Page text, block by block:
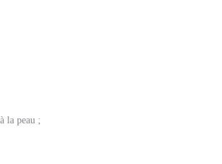
la peau ;